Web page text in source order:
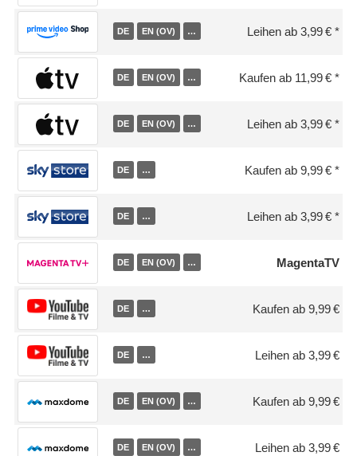
DE EN (OV) … Leihen ab 3,99 €
DE EN (OV) … Kaufen ab 11,99 €
DE EN (OV) … Leihen ab 3,99 €
DE … Kaufen ab 9,99 €
DE … Leihen ab 3,99 €
DE EN (OV) … MagentaTV
DE … Kaufen ab 9,99 €
DE … Leihen ab 3,99 €
DE EN (OV) … Kaufen ab 9,99 €
DE EN (OV) … Leihen ab 3,99 €